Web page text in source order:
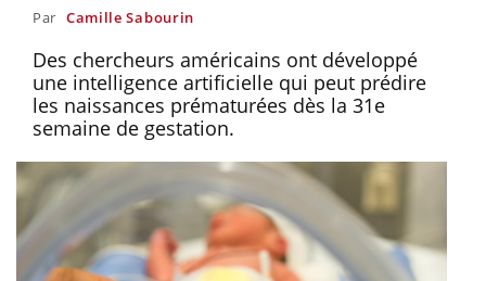
Par Camille Sabourin
Des chercheurs américains ont développé
une intelligence artificielle qui peut prédire
les naissances prématurées dès la 31e
semaine de gestation.